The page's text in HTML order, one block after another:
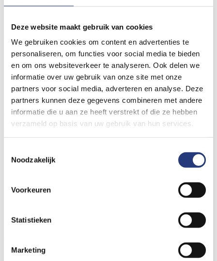
Deze website maakt gebruik van cookies
We gebruiken cookies om content en advertenties te
personaliseren, om functies voor social media te bieden
en om ons websiteverkeer te analyseren. Ook delen we
informatie over uw gebruik van onze site met onze
partners voor social media, adverteren en analyse. Deze
partners kunnen deze gegevens combineren met andere
informatie die u aan ze heeft verstrekt of die ze hebben
verzameld op basis van uw gebruik van hun services.
Noodzakelijk
Voorkeuren
Statistieken
Marketing
naar de vingers en de duim. Om de pezen soepel te laten
op de afbeelding kunt zien.
Een hokkende vinger ontstaat als er een knobbeltje of zwelling
in de pees is, of als de peesschede vernauwd is. Door deze
verdikking of vernauwing kan de pees moeilijk door de opening
van de peesschede. De pees blijft dan vastzitten tijdens het
Dit noemen we een hokkende vinger. In het begin kan de pees
meestal pijn. Het bewegen lijkt op het overhalen van een
het strekken gebeurt vaak hetzelfde in omgekeerde richting.